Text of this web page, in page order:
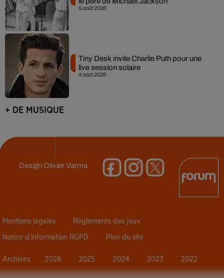
5 août 2026
4 août 2026
Tiny Desk invite Charlie Puth pour une
live session solaire
+ DE MUSIQUE
DesignOlivier Varma
Mentions légales Règlements des jeux
Notice d’information RGPD Plan du site
Archives 2026 2025 2024 2023 2022